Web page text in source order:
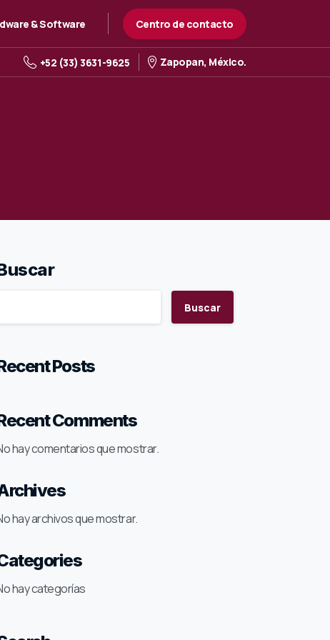
& Software Centro de contacto
+52 (33) 3631-9625 Zapopan, México.
Buscar
Posts
Comments
hay comentarios que mostrar.
hay archivos que mostrar.
hay categorías